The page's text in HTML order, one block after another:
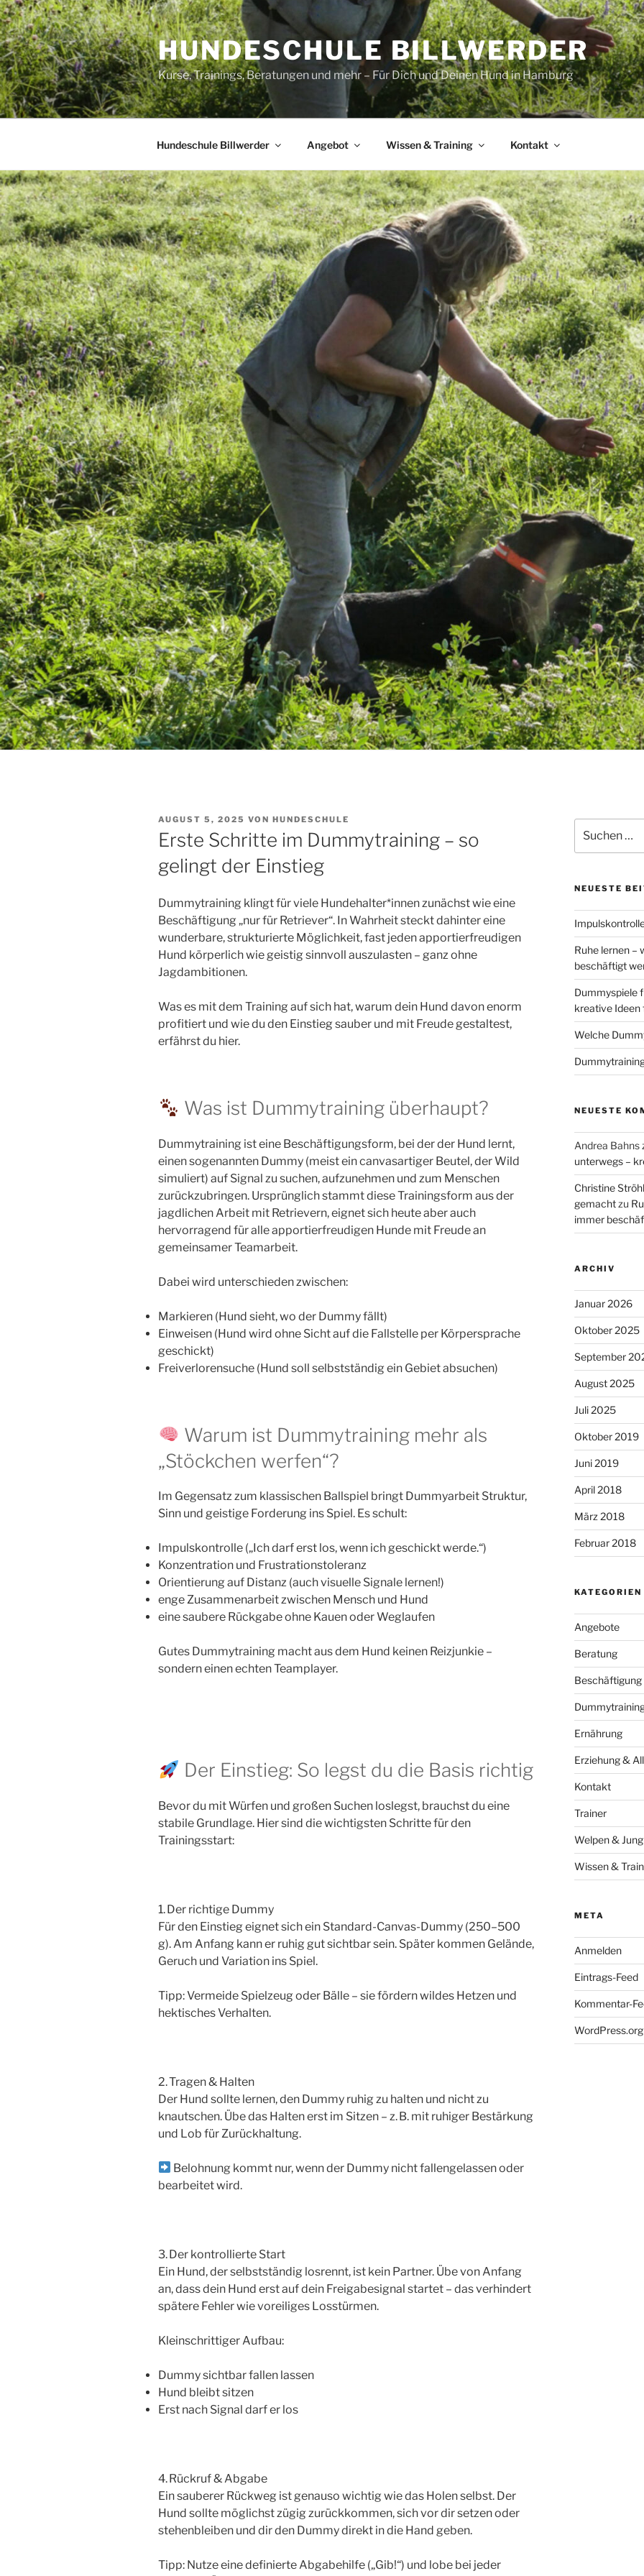
Zum
Inhalt
springen
HUNDESCHULE BILLWERDER
Kurse, Trainings, Beratungen und mehr – Für Dich und Deinen Hund in Hamburg
Hundeschule Billwerder Angebot Wissen & Training Kontakt
VERÖFFENTLICHT
AM
AUGUST 5, 2025 VON HUNDESCHULE
Erste Schritte im Dummytraining – so
gelingt der Einstieg
Dummytraining klingt für viele Hundehalter*innen zunächst wie eine
Beschäftigung „nur für Retriever“. In Wahrheit steckt dahinter eine
wunderbare, strukturierte Möglichkeit, fast jeden apportierfreudigen
Hund körperlich wie geistig sinnvoll auszulasten – ganz ohne
Jagdambitionen.
Was es mit dem Training auf sich hat, warum dein Hund davon enorm
profitiert und wie du den Einstieg sauber und mit Freude gestaltest,
erfährst du hier.
Was ist Dummytraining überhaupt?
Dummytraining ist eine Beschäftigungsform, bei der der Hund lernt,
einen sogenannten Dummy (meist ein canvasartiger Beutel, der Wild
simuliert) auf Signal zu suchen, aufzunehmen und zum Menschen
zurückzubringen. Ursprünglich stammt diese Trainingsform aus der
jagdlichen Arbeit mit Retrievern, eignet sich heute aber auch
hervorragend für alle apportierfreudigen Hunde mit Freude an
gemeinsamer Teamarbeit.
Dabei wird unterschieden zwischen:
Markieren (Hund sieht, wo der Dummy fällt)
Einweisen (Hund wird ohne Sicht auf die Fallstelle per Körpersprache
geschickt)
Freiverlorensuche (Hund soll selbstständig ein Gebiet absuchen)
Warum ist Dummytraining mehr als
„Stöckchen werfen“?
Im Gegensatz zum klassischen Ballspiel bringt Dummyarbeit Struktur,
Sinn und geistige Forderung ins Spiel. Es schult:
Impulskontrolle („Ich darf erst los, wenn ich geschickt werde.“)
Konzentration und Frustrationstoleranz
Orientierung auf Distanz (auch visuelle Signale lernen!)
enge Zusammenarbeit zwischen Mensch und Hund
eine saubere Rückgabe ohne Kauen oder Weglaufen
Gutes Dummytraining macht aus dem Hund keinen Reizjunkie –
sondern einen echten Teamplayer.
Der Einstieg: So legst du die Basis richtig
Bevor du mit Würfen und großen Suchen loslegst, brauchst du eine
stabile Grundlage. Hier sind die wichtigsten Schritte für den
Trainingsstart:
1. Der richtige Dummy
Für den Einstieg eignet sich ein Standard-Canvas-Dummy (250–500
g). Am Anfang kann er ruhig gut sichtbar sein. Später kommen Gelände,
Geruch und Variation ins Spiel.
Tipp: Vermeide Spielzeug oder Bälle – sie fördern wildes Hetzen und
hektisches Verhalten.
2. Tragen & Halten
Der Hund sollte lernen, den Dummy ruhig zu halten und nicht zu
knautschen. Übe das Halten erst im Sitzen – z. B. mit ruhiger Bestärkung
und Lob für Zurückhaltung.
Belohnung kommt nur, wenn der Dummy nicht fallengelassen oder
bearbeitet wird.
3. Der kontrollierte Start
Ein Hund, der selbstständig losrennt, ist kein Partner. Übe von Anfang
an, dass dein Hund erst auf dein Freigabesignal startet – das verhindert
spätere Fehler wie voreiliges Losstürmen.
Kleinschrittiger Aufbau:
Dummy sichtbar fallen lassen
Hund bleibt sitzen
Erst nach Signal darf er los
4. Rückruf & Abgabe
Ein sauberer Rückweg ist genauso wichtig wie das Holen selbst. Der
Hund sollte möglichst zügig zurückkommen, sich vor dir setzen oder
stehenbleiben und dir den Dummy direkt in die Hand geben.
Tipp: Nutze eine definierte Abgabehilfe („Gib!“) und lobe bei jeder
nach:
NEUESTE
Ruhe lernen –
beschäftigt
Dummyspiele
kreative Ideen
Welche
NEUESTE
Andrea Bahns
unterwegs –
Christine
gemachtzu
immer
ARCHIV
Januar 2026
Oktober 2025
September
August 2025
Juli 2025
Oktober 2019
Juni 2019
April 2018
März 2018
Februar 2018
KATEGORIEN
Angebote
Beratung
Ernährung
Erziehung &
Kontakt
Trainer
Welpen &
Wissen &
META
Anmelden
Eintrags-Feed
Kommentar-
WordPress.org